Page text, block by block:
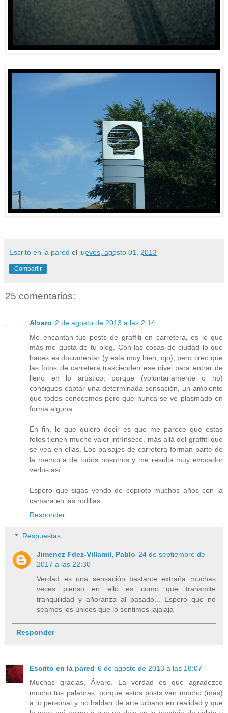
Escrito en la pared el jueves, agosto 01, 2013
Compartir
25 comentarios:
Alvaro 2 de agosto de 2013 a las 2:14
Me encantan tus posts de graffiti en carretera, es lo que
más me gusta de tu blog. Con las cosas de ciudad lo que
haces es documentar (y está muy bien, ojo), pero creo que
las fotos de carretera trascienden ese nivel para entrar de
lleno en lo artístico, porque (voluntariamente o no)
consigues captar una determinada sensación, un ambiente
que todos conocemos pero que nunca se ve plasmado en
forma alguna.
En fin, lo que quiero decir es que me parece que estas
fotos tienen mucho valor intrínseco, más allá del graffiti que
se vea en ellas. Los paisajes de carretera forman parte de
la memoria de todos nosotros y me resulta muy evocador
verlos así.
Espero que sigas yendo de copiloto muchos años con la
cámara en las rodillas.
Responder
Respuestas
Jimenez Fdez-Villamil, Pablo 24 de septiembre de
2017 a las 22:30
Verdad es una sensación bastante extraña muchas
veces pienso en ello es como que transmite
tranquilidad y añoranza al pasado... Espero que no
seamos los únicos que lo sentimos jajajaja
Responder
Escrito en la pared 6 de agosto de 2013 a las 18:07
Muchas gracias, Álvaro. La verdad es que agradezco
mucho tus palabras, porque estos posts van mucho (más)
a lo personal y no hablan de arte urbano en realidad y que